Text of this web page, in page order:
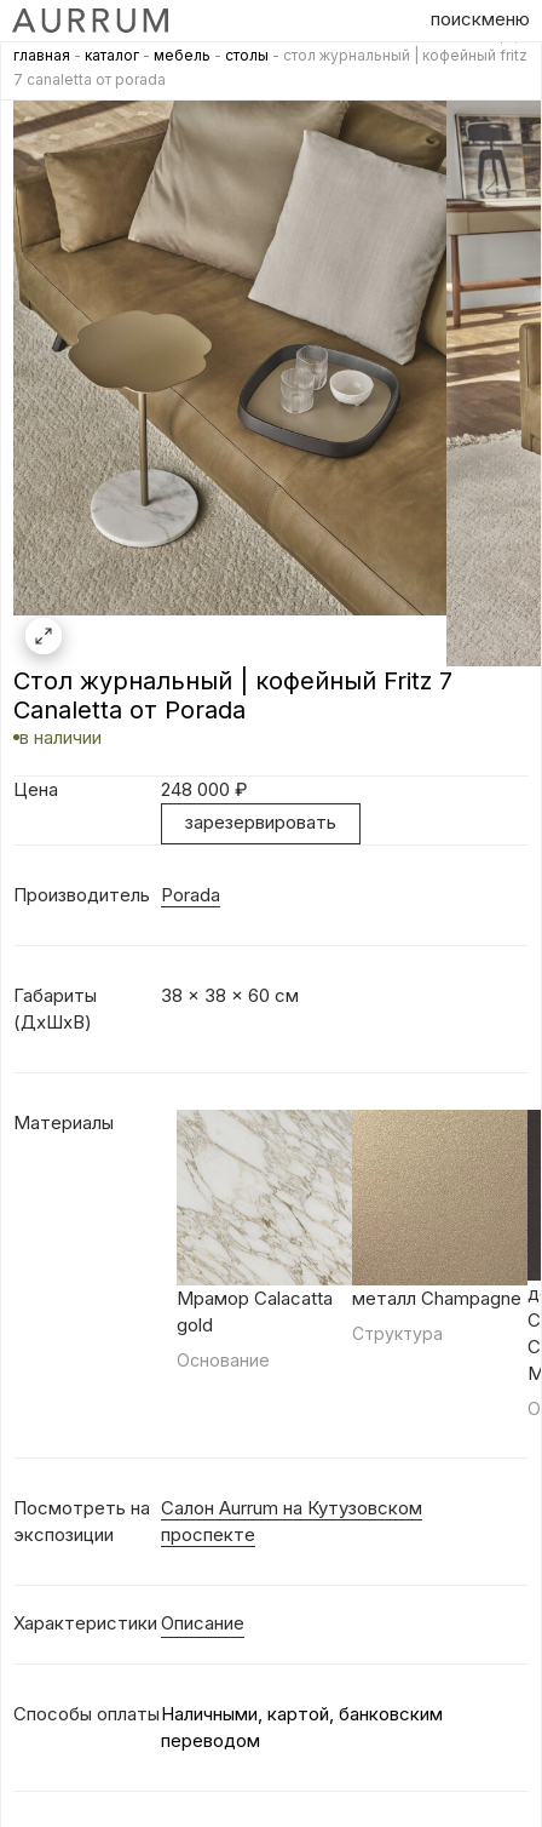
поискменю
главная - каталог - мебель - столы - стол журнальный | кофейный fritz
7 canaletta от porada
Стол журнальный | кофейный Fritz 7
Canaletta от Porada
в наличии
Цена 248 000 ₽
зарезервировать
Производитель Porada
Габариты
(ДxШхВ)
38 x 38 x 60 см
Материалы
Мрамор Calacatta
gold
Основание
металл Champagne
Структура
Посмотреть на
экспозиции
Салон Aurrum на Кутузовском
проспекте
Характеристики Описание
Способы оплатыНаличными, картой, банковским
переводом